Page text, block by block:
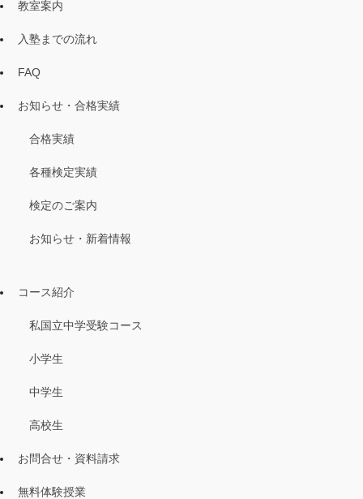
教室案内
入塾までの流れ
FAQ
お知らせ・合格実績
合格実績
各種検定実績
検定のご案内
お知らせ・新着情報
コース紹介
私国立中学受験コース
小学生
中学生
高校生
お問合せ・資料請求
無料体験授業